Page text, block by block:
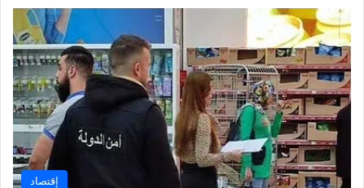
إقتصاد